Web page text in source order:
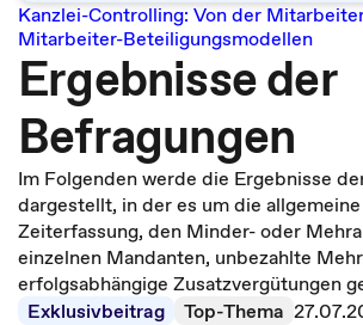
Kanzlei-Controlling: Von der
Mitarbeiter-Beteiligungsmodellen
Ergebnisse der
Befragungen
Im Folgenden werde die Ergebnisse
dargestellt, in der es um die
Zeiterfassung, den Minder- oder
einzelnen Mandanten, unbezahlte
erfolgsabhängige Zusatzvergütungen
Exklusivbeitrag
Top-Thema